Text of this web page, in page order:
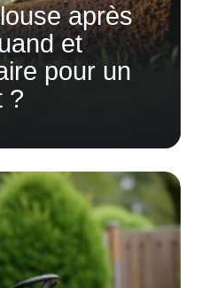
après
et
pour un
?